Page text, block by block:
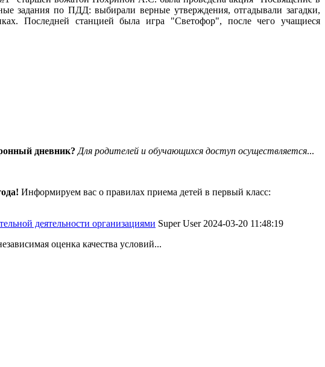
задания по ПДД: выбирали верные утверждения, отгадывали загадки,
Последней станцией была игра "Светофор", после чего учащиеся
дневник? Для родителей и обучающихся доступ осуществляется...
Информируем вас о правилах приема детей в первый класс:
деятельности организациями Super User 2024-03-20 11:48:19
оценка качества условий...